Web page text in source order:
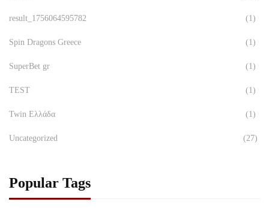
result_1756064595782 (1)
Spin Dragons Greece (1)
SuperBet gr (1)
TEST (1)
Twin Ελλάδα (1)
Uncategorized (27)
Popular Tags